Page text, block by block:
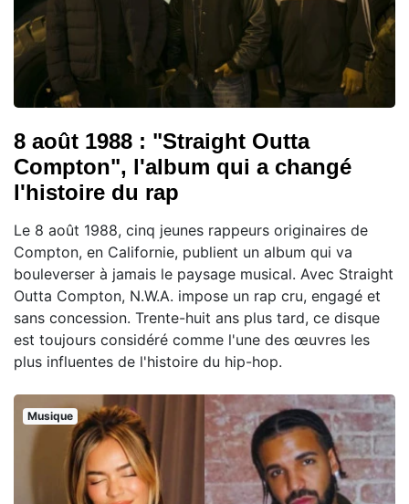
8 août 1988 : "Straight Outta
Compton", l'album qui a changé
l'histoire du rap
Le 8 août 1988, cinq jeunes rappeurs originaires de
Compton, en Californie, publient un album qui va
bouleverser à jamais le paysage musical. Avec Straight
Outta Compton, N.W.A. impose un rap cru, engagé et
sans concession. Trente-huit ans plus tard, ce disque
est toujours considéré comme l'une des œuvres les
plus influentes de l'histoire du hip-hop.
Musique